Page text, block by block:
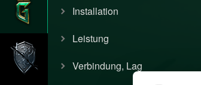
Installation
Leistung
Verbindung, Lag